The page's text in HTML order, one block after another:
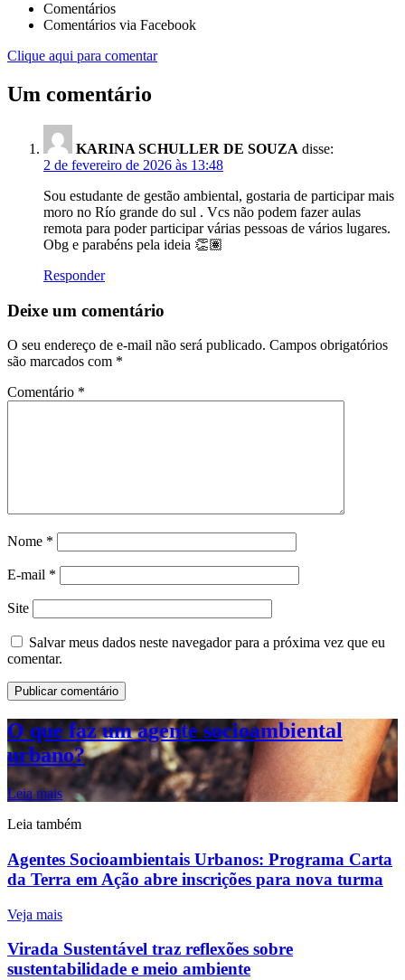
Comentários
Comentários via Facebook
Clique aqui para comentar
Um comentário
KARINA SCHULLER DE SOUZA disse:
2 de fevereiro de 2026 às 13:48
Sou estudante de gestão ambiental, gostaria de participar mais
moro no Río grande do sul . Vcs não podem fazer aulas
remota para poder participar várias pessoas de vários lugares.
Obg e parabéns pela ideia 👏🏽
Responder
Deixe um comentário
O seu endereço de e-mail não será publicado. Campos obrigatórios
são marcados com *
Comentário *
Nome *
E-mail *
Site
Salvar meus dados neste navegador para a próxima vez que eu
comentar.
O que faz um agente socioambiental
urbano?
Leia mais
Leia também
Agentes Socioambientais Urbanos: Programa Carta
da Terra em Ação abre inscrições para nova turma
Veja mais
Virada Sustentável traz reflexões sobre
sustentabilidade e meio ambiente